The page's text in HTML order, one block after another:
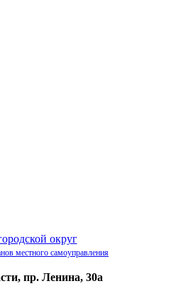
округ
местного самоуправления
пр. Ленина, 30а